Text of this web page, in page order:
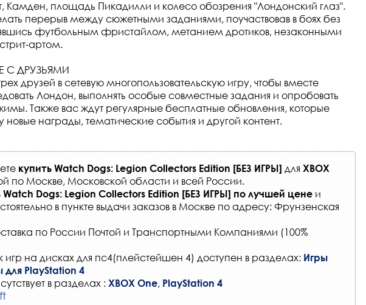
Камден, площадь Пикадилли и колесо обозрения "Лондонский глаз".
перерыв между сюжетными заданиями, поучаствовав в боях без
футбольным фристайлом, метанием дротиков, незаконными
артом.
С ДРУЗЬЯМИ
друзей в сетевую многопользовательскую игру, чтобы вместе
Лондон, выполнять особые совместные задания и опробовать
Также вас ждут регулярные бесплатные обновления, которые
новые награды, тематические события и другой контент.
купить Watch Dogs: Legion Collectors Edition [БЕЗ ИГРЫ] для XBOX
по Москве, Московской области и всей России.
Watch Dogs: Legion Collectors Edition [БЕЗ ИГРЫ] по лучшей цене и
в пункте выдачи заказов в Москве по адресу: Фрунзенская
по России Почтой и Транспортными Компаниями (100%
на дисках для пс4(плейстейшен 4) доступен в разделах: Игры
для PlayStation 4
в разделах : XBOX One, PlayStation 4